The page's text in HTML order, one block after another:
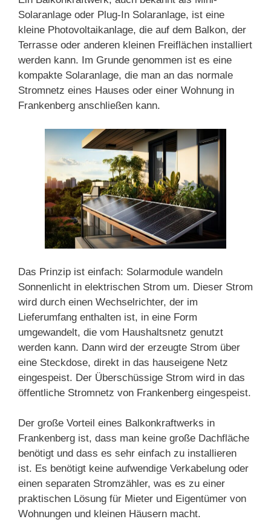
Solaranlage oder Plug-In Solaranlage, ist eine
kleine Photovoltaikanlage, die auf dem Balkon, der
Terrasse oder anderen kleinen Freiflächen installiert
werden kann. Im Grunde genommen ist es eine
kompakte Solaranlage, die man an das normale
Stromnetz eines Hauses oder einer Wohnung in
Frankenberg anschließen kann.
Das Prinzip ist einfach: Solarmodule wandeln
Sonnenlicht in elektrischen Strom um. Dieser Strom
wird durch einen Wechselrichter, der im
Lieferumfang enthalten ist, in eine Form
umgewandelt, die vom Haushaltsnetz genutzt
werden kann. Dann wird der erzeugte Strom über
eine Steckdose, direkt in das hauseigene Netz
eingespeist. Der Überschüssige Strom wird in das
öffentliche Stromnetz von Frankenberg eingespeist.
Der große Vorteil eines Balkonkraftwerks in
Frankenberg ist, dass man keine große Dachfläche
benötigt und dass es sehr einfach zu installieren
ist. Es benötigt keine aufwendige Verkabelung oder
einen separaten Stromzähler, was es zu einer
praktischen Lösung für Mieter und Eigentümer von
Wohnungen und kleinen Häusern macht.